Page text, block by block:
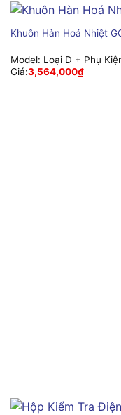
Khuôn Hàn Hoá Nhiệt
Model: Loại D + Phụ
Giá:3,564,000₫